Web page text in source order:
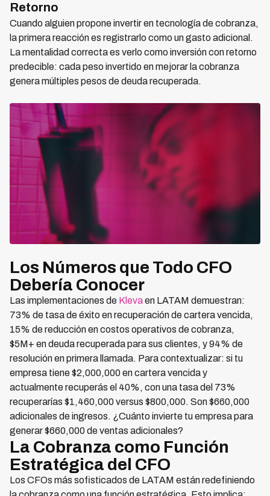
Retorno
Cuando alguien propone invertir en tecnología de cobranza,
la primera reacción es registrarlo como un gasto adicional.
La mentalidad correcta es verlo como inversión con retorno
predecible: cada peso invertido en mejorar la cobranza
genera múltiples pesos de deuda recuperada.
Los Números que Todo CFO
Debería Conocer
Las implementaciones de Klevaen LATAM demuestran:
73% de tasa de éxito en recuperación de cartera vencida,
15% de reducción en costos operativos de cobranza,
$5M+ en deuda recuperada para sus clientes, y 94% de
resolución en primera llamada. Para contextualizar: si tu
empresa tiene $2,000,000 en cartera vencida y
actualmente recuperás el 40%, con una tasa del 73%
recuperarías $1,460,000 versus $800,000. Son $660,000
adicionales de ingresos. ¿Cuánto invierte tu empresa para
generar $660,000 de ventas adicionales?
La Cobranza como Función
Estratégica del CFO
Los CFOs más sofisticados de LATAM están redefiniendo